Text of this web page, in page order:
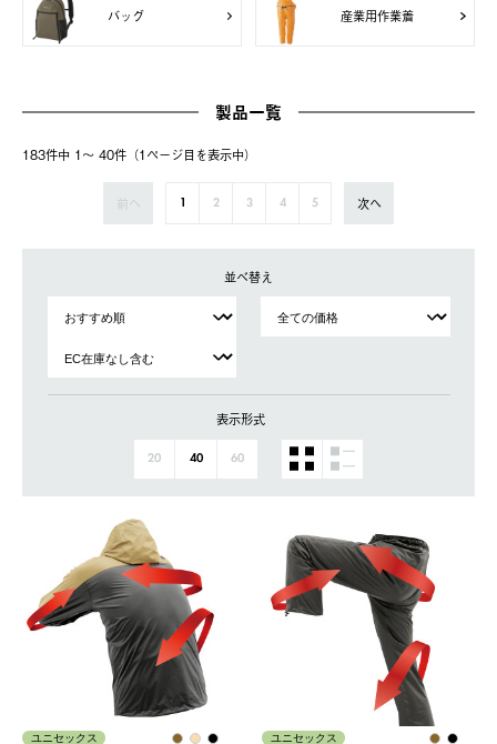
バッグ 産業用作業着
製品一覧
183件中 1〜 40件（1ページ⽬を表⽰中）
前へ 1 2 3 4 5 次へ
並べ替え
表示形式
20 40 60
ユニセックス ユニセックス